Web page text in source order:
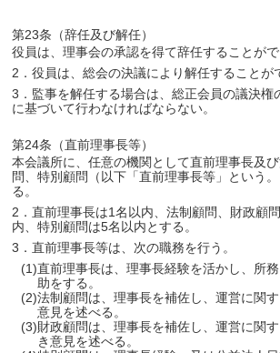
第23条（辞任及び解任）
役員は、理事会の承認を得て辞任することがで
2．役員は、総会の決議により解任することが
3．監事を解任する場合は、総正会員の議決権
に基づいて行わなければならない。
第24条（直前理事長等）
本会議所に、任意の機関として直前理事長及
問、特別顧問（以下「直前理事長等」という
る。
2．直前理事長は1名以内、法制顧問、財政顧
内、特別顧問は5名以内とする。
3．直前理事長等は、次の職務を行う。
(1)直前理事長は、理事長経験を活かし、所
助をする。
(2)法制顧問は、理事長を補佐し、運営に関
意見を述べる。
(3)財政顧問は、理事長を補佐し、運営に関
き意見を述べる。